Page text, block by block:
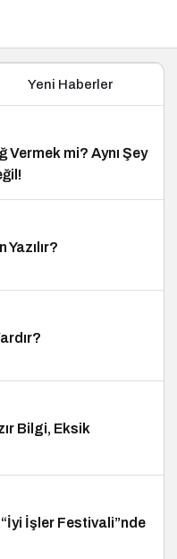
Yeni Haberler
Vermek mi? Aynı Şey
Yazılır?
Bilgi, Eksik
İşler Festivali”nde